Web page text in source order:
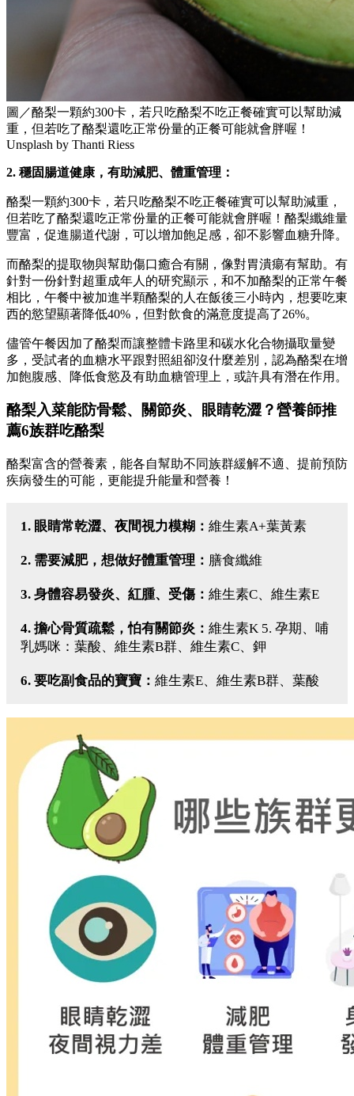
圖／酪梨一顆約300卡，若只吃酪梨不吃正餐確實可以幫助減
重，但若吃了酪梨還吃正常份量的正餐可能就會胖喔！
Unsplash by Thanti Riess
2. 穩固腸道健康，有助減肥、體重管理：
酪梨一顆約300卡，若只吃酪梨不吃正餐確實可以幫助減重，
但若吃了酪梨還吃正常份量的正餐可能就會胖喔！酪梨纖維量
豐富，促進腸道代謝，可以增加飽足感，卻不影響血糖升降。
而酪梨的提取物與幫助傷口癒合有關，像對胃潰瘍有幫助。有
針對一份針對超重成年人的研究顯示，和不加酪梨的正常午餐
相比，午餐中被加進半顆酪梨的人在飯後三小時內，想要吃東
西的慾望顯著降低40%，但對飲食的滿意度提高了26%。
儘管午餐因加了酪梨而讓整體卡路里和碳水化合物攝取量變
多，受試者的血糖水平跟對照組卻沒什麼差別，認為酪梨在增
加飽腹感、降低食慾及有助血糖管理上，或許具有潛在作用。
酪梨入菜能防骨鬆、關節炎、 眼睛乾澀 ？營養師推
薦6族群吃酪梨
酪梨富含的營養素，能各自幫助不同族群緩解不適、提前預防
疾病發生的可能，更能提升能量和營養！
1. 眼睛常乾澀、夜間視力模糊： 維生素A+葉黃素
2. 需要減肥，想做好體重管理： 膳食纖維
3. 身體容易發炎、紅腫、受傷： 維生素C、維生素E
4. 擔心骨質疏鬆，怕有關節炎： 維生素K 5. 孕期、哺
乳媽咪：葉酸、維生素B群、維生素C、鉀
6. 要吃副食品的寶寶： 維生素E、維生素B群、葉酸